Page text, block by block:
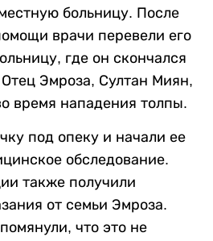
больницу. После
врачи перевели его
где он скончался
Эмроза, Султан Миян,
время нападения толпы.
под опеку и начали ее
обследование.
также получили
от семьи Эмроза.
что это не